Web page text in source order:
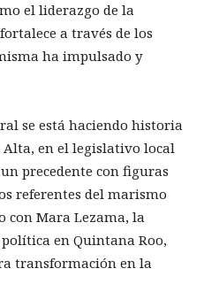
el liderazgo de la
a través de los
ha impulsado y
se está haciendo historia
en el legislativo local
precedente con figuras
referentes del marismo
Mara Lezama, la
en Quintana Roo,
transformación en la